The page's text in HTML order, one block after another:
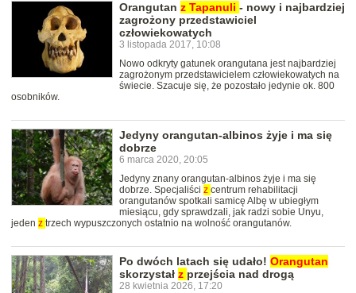
Orangutan z Tapanuli - nowy i najbardziej
zagrożony przedstawiciel
człowiekowatych
3 listopada 2017, 10:08
Nowo odkryty gatunek orangutana jest najbardziej
zagrożonym przedstawicielem człowiekowatych na
świecie. Szacuje się, że pozostało jedynie ok. 800
osobników.
Jedyny orangutan-albinos żyje i ma się
dobrze
6 marca 2020, 20:05
Jedyny znany orangutan-albinos żyje i ma się
dobrze. Specjaliści z centrum rehabilitacji
orangutanów spotkali samicę Albę w ubiegłym
miesiącu, gdy sprawdzali, jak radzi sobie Unyu,
jeden z trzech wypuszczonych ostatnio na wolność orangutanów.
Po dwóch latach się udało! Orangutan
skorzystał z przejścia nad drogą
28 kwietnia 2026, 17:20